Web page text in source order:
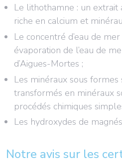
Le lithothamne : un
riche en calcium et
Le concentré d’eau de
évaporation de l’eau de
d’Aigues-Mortes ;
Les minéraux sous formes
transformés en minéraux
procédés chimiques
Les hydroxydes de
Notre avis sur les